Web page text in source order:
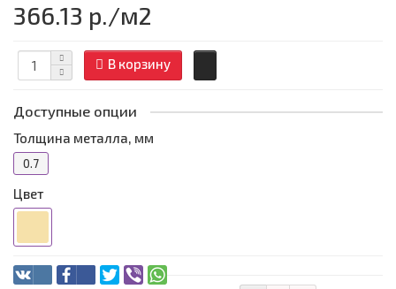
366.13 р./м2
В корзину
Доступные опции
Толщина металла, мм
0.7
Цвет